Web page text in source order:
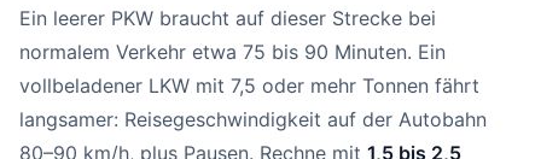
Ein leerer PKW braucht auf dieser Strecke bei
normalem Verkehr etwa 75 bis 90 Minuten. Ein
vollbeladener LKW mit 7,5 oder mehr Tonnen fährt
langsamer: Reisegeschwindigkeit auf der Autobahn
80–90 km/h, plus Pausen. Rechne mit 1,5 bis 2,5